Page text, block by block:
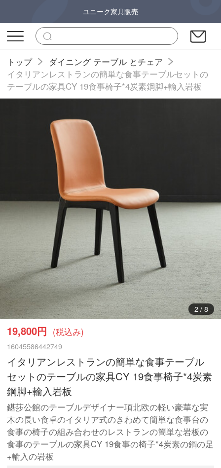
ユニーク家具販売
トップ
ダイニング テーブル とチェア
イタリアンレストランの簡単な食事テーブルセットの
テーブルの家具CY 19食事椅子*4炭素鋼脚+輸入岩板
3/ 8
19,800円 (税込み)
16045586442749
イタリアンレストランの簡単な食事テーブル
セットのテーブルの家具CY 19食事椅子*4炭素
鋼脚+輸入岩板
鍖莎公館のテーブルデザイナー項北欧の軽い豪華な実
木の長い食卓のイタリア式のきわめて簡単な食事台の
食事の椅子の組み合わせのレストランの簡単な岩板の
食事のテーブルの家具CY 19食事の椅子*4炭素の鋼の足
+輸入の岩板